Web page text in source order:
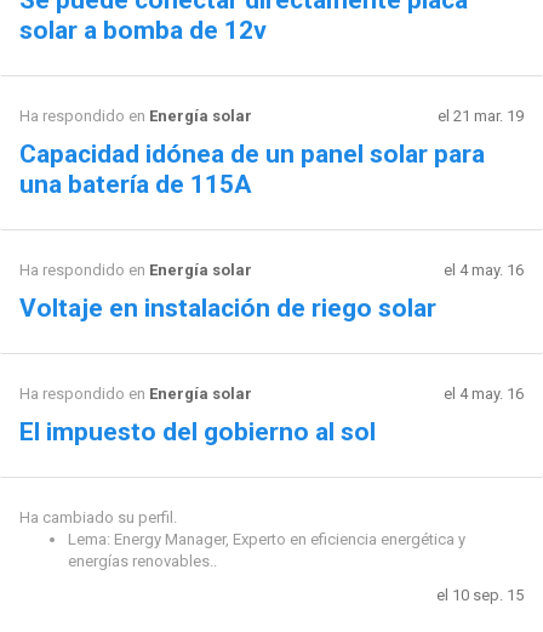
solar a bomba de 12v
Ha respondido en Energía solar el 21 mar. 19
Capacidad idónea de un panel solar para
una batería de 115A
Ha respondido en Energía solar el 4 may. 16
Voltaje en instalación de riego solar
Ha respondido en Energía solar el 4 may. 16
El impuesto del gobierno al sol
Ha cambiado su perfil.
Lema: Energy Manager, Experto en eficiencia energética y
energías renovables..
el 10 sep. 15